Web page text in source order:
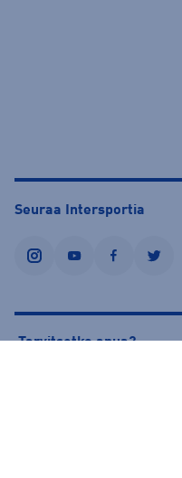
Seuraa Intersportia
instagramyoutubefacebooktwitter
Tarvitsetko apua?